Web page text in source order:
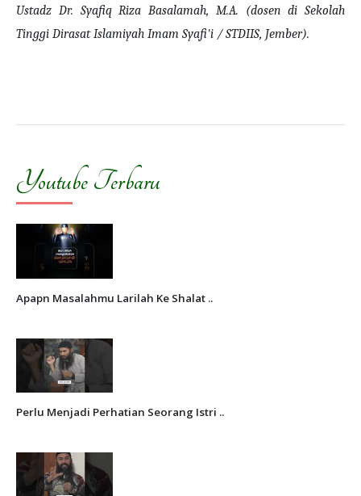
Ustadz Dr. Syafiq Riza Basalamah, M.A. (dosen di Sekolah
Tinggi Dirasat Islamiyah Imam Syafi'i / STDIIS, Jember).
Youtube Terbaru
Apapn Masalahmu Larilah Ke Shalat ..
Perlu Menjadi Perhatian Seorang Istri ..